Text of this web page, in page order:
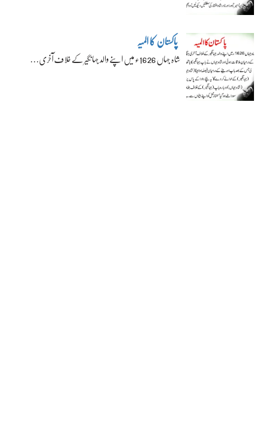
پاکستان کا المیہ
شاہ جہاں 1626ء میں اپنے والد جہانگیر کے خلاف آخری…